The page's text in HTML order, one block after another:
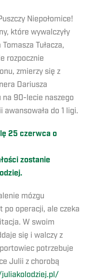
Niepołomice!
które wywalczyły
Tułacza,
rozpocznie
zmierzy się z
Dariusza
na 90-lecie naszego
do 1 ligi.
25 czerwca o
zostanie
mózgu
po operacji, ale czeka
W swoim
się i walczy z
potrzebuje
Julii z chorobą